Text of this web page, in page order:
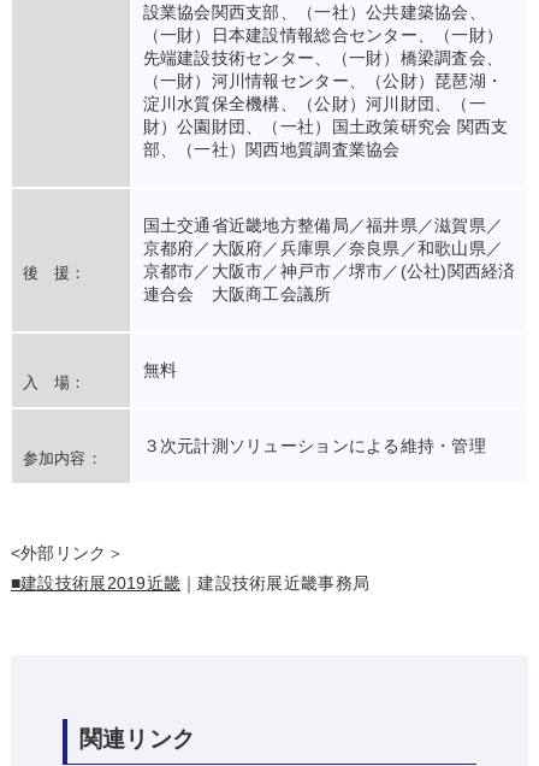
設業協会関西支部、（一社）公共建築協会、
（一財）日本建設情報総合センター、（一財）
先端建設技術センター、（一財）橋梁調査会、
（一財）河川情報センター、（公財）琵琶湖・
淀川水質保全機構、（公財）河川財団、（一
財）公園財団、（一社）国土政策研究会 関西支
部、（一社）関西地質調査業協会
後 援：
国土交通省近畿地方整備局／福井県／滋賀県／
京都府／大阪府／兵庫県／奈良県／和歌山県／
京都市／大阪市／神戸市／堺市／(公社)関西経済
連合会 大阪商工会議所
入 場：
無料
参加内容：
３次元計測ソリューションによる維持・管理
<外部リンク＞
■建設技術展2019近畿 ｜建設技術展近畿事務局
関連リンク